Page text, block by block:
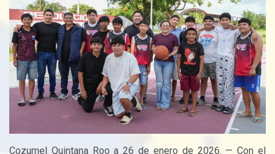
Cozumel Quintana Roo a 26 de enero de 2026. — Con el